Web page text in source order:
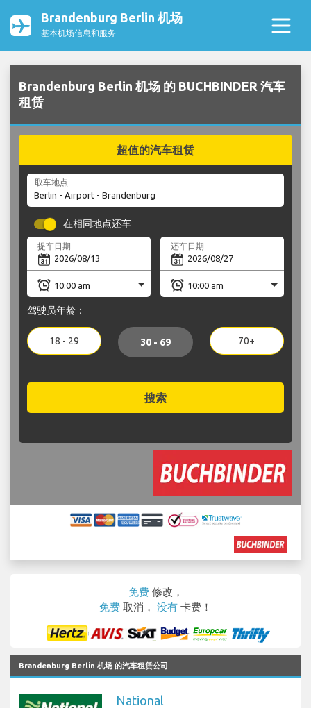
Brandenburg Berlin 机场
基本机场信息和服务
Brandenburg Berlin 机场 的 BUCHBINDER 汽车
租赁
超值的汽车租赁
取车地点
在相同地点还车
提车日期 还车日期
驾驶员年龄：
18 - 29 30 - 69 70+
搜索
免费 修改，
免费 取消， 没有 卡费！
Brandenburg Berlin 机场 的汽车租赁公司
National